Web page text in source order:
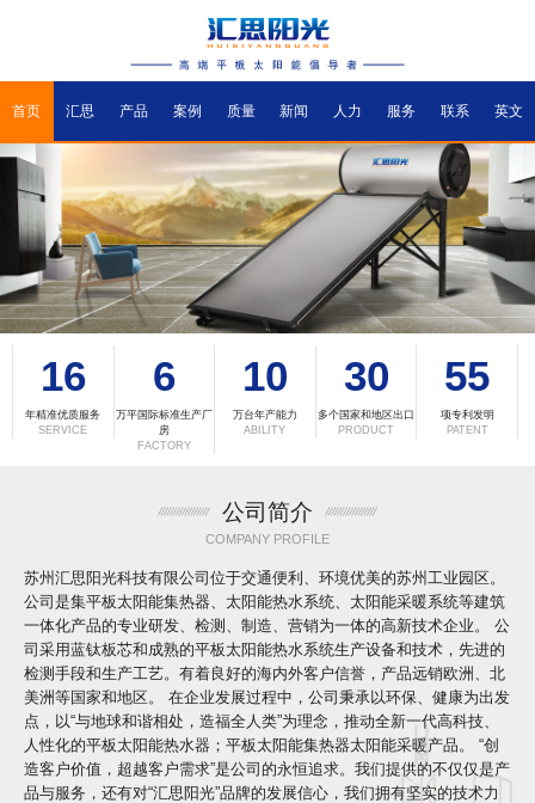
首页 汇思 产品 案例 质量 新闻 人力 服务 联系 英文
16
年精准优质服务
SERVICE
6
万平国际标准生产厂
房
FACTORY
10
万台年产能力
ABILITY
30
多个国家和地区出口
PRODUCT
55
项专利发明
PATENT
公司简介
COMPANY PROFILE
苏州汇思阳光科技有限公司位于交通便利、环境优美的苏州工业园区。
公司是集平板太阳能集热器、太阳能热水系统、太阳能采暖系统等建筑
一体化产品的专业研发、检测、制造、营销为一体的高新技术企业。 公
司采用蓝钛板芯和成熟的平板太阳能热水系统生产设备和技术，先进的
检测手段和生产工艺。有着良好的海内外客户信誉，产品远销欧洲、北
美洲等国家和地区。 在企业发展过程中，公司秉承以环保、健康为出发
点，以“与地球和谐相处，造福全人类”为理念，推动全新一代高科技、
人性化的平板太阳能热水器；平板太阳能集热器太阳能采暖产品。 “创
造客户价值，超越客户需求”是公司的永恒追求。我们提供的不仅仅是产
品与服务，还有对“汇思阳光”品牌的发展信心，我们拥有坚实的技术力